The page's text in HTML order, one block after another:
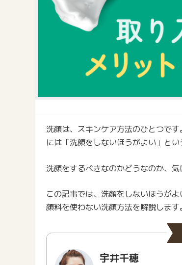
洗顔は、スキンケア方法のひとつで
には「洗顔をしないほうがよい」と
洗顔をするべきなのかどうなのか、気
この記事では、洗顔をしないほうが
顔料を使わない洗顔方法を解説します。
宇井千穂